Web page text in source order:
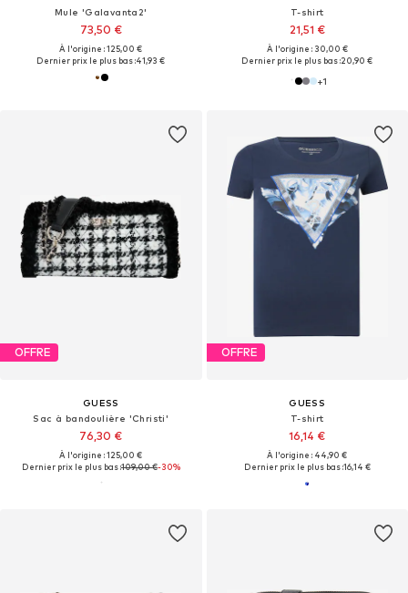
Mule 'Galavanta2'
73,50 €
À l'origine : 125,00 €
Dernier prix le plus bas :41,93 €
T-shirt
21,51 €
À l'origine : 30,00 €
Dernier prix le plus bas :20,90 €
+1
OFFRE
GUESS
Sac à bandoulière 'Christi'
76,30 €
À l'origine : 125,00 €
Dernier prix le plus bas :109,00 €-30%
OFFRE
GUESS
T-shirt
16,14 €
À l'origine : 44,90 €
Dernier prix le plus bas :16,14 €